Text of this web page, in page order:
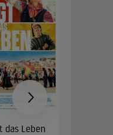
das Leben